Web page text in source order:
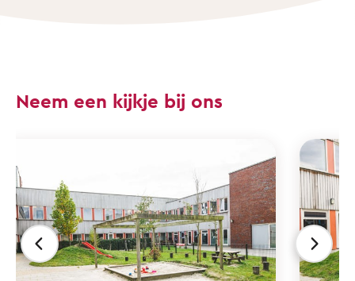
Neem een kijkje bij ons